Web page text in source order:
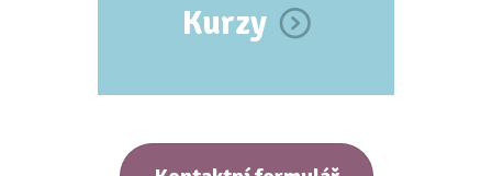
Kurzy